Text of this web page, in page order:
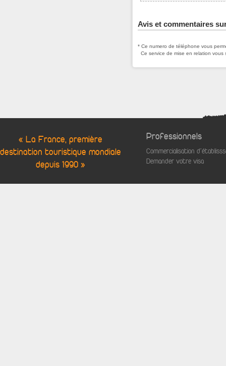
Avis et commentaires
* Ce numero de téléphone vous
Ce service de mise en relation
« La France, première
destination touristique mondiale
depuis 1990 »
Professionnels
Commercialisation
Demander votre visa